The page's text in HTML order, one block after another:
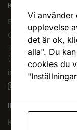
KAFFEOCHTE.SE
En del av
Org.nr. 556790-1235
Tel.
08-400 209 60
(10-17 mån-fre)
info@kaffeochte.se
INFORMATION
Köpvillkor
Vi
upplevelse
det är ok,
alla". Du
cookies du